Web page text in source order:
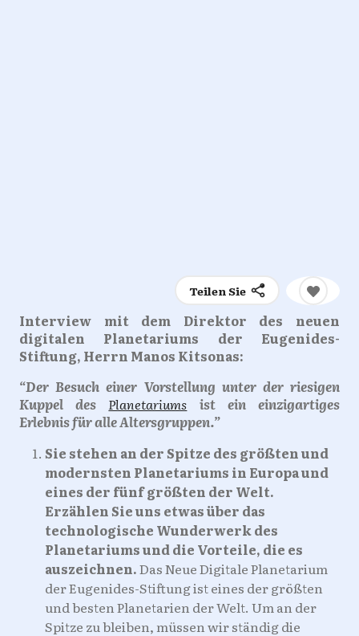
Teilen Sie
Interview mit dem Direktor des neuen
digitalen Planetariums der Eugenides-
Stiftung, Herrn Manos Kitsonas:
“Der Besuch einer Vorstellung unter der riesigen
Kuppel des Planetariums ist ein einzigartiges
Erlebnis für alle Altersgruppen.”
Sie stehen an der Spitze des größten und
modernsten Planetariums in Europa und
eines der fünf größten der Welt.
Erzählen Sie uns etwas über das
technologische Wunderwerk des
Planetariums und die Vorteile, die es
auszeichnen.Das Neue Digitale Planetarium
der Eugenides-Stiftung ist eines der größten
und besten Planetarien der Welt. Um an der
Spitze zu bleiben, müssen wir ständig die